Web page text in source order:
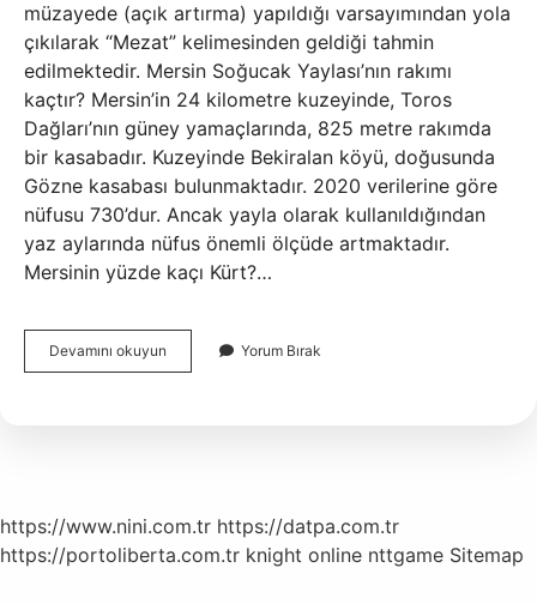
müzayede (açık artırma) yapıldığı varsayımından yola
çıkılarak “Mezat” kelimesinden geldiği tahmin
edilmektedir. Mersin Soğucak Yaylası’nın rakımı
kaçtır? Mersin’in 24 kilometre kuzeyinde, Toros
Dağları’nın güney yamaçlarında, 825 metre rakımda
bir kasabadır. Kuzeyinde Bekiralan köyü, doğusunda
Gözne kasabası bulunmaktadır. 2020 verilerine göre
nüfusu 730’dur. Ancak yayla olarak kullanıldığından
yaz aylarında nüfus önemli ölçüde artmaktadır.
Mersinin yüzde kaçı Kürt?…
Devamını okuyun
Mezitli
Yorum Bırak
https://www.nini.com.tr https://datpa.com.tr
https://portoliberta.com.tr knight online nttgame Sitemap